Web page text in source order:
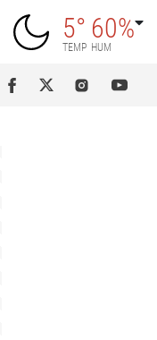
5°
TEMP
60%
HUM